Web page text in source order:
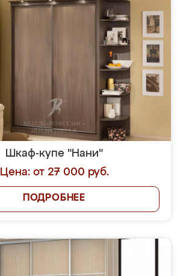
Шкаф-купе "Нани"
Цена: от 27 000 руб.
ПОДРОБНЕЕ